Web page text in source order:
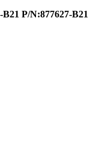
P/N:877627-B21